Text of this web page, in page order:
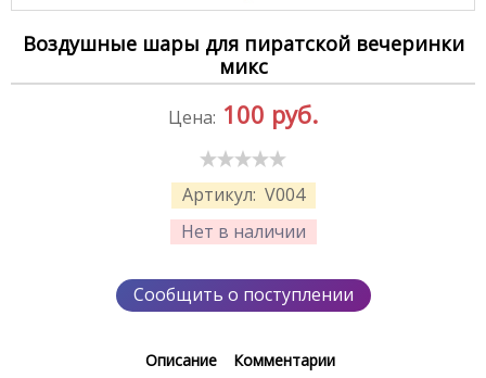
Воздушные шары для пиратской вечеринки
микс
Артикул: V004
Нет в наличии
Цена: 100 руб.
Сообщить о поступлении
Описание Комментарии